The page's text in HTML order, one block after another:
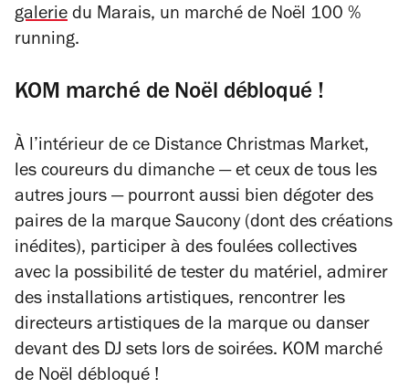
galerie du Marais, un marché de Noël 100 %
running.
KOM marché de Noël débloqué !
À l’intérieur de ce Distance Christmas Market,
les coureurs du dimanche — et ceux de tous les
autres jours — pourront aussi bien dégoter des
paires de la marque Saucony (dont des créations
inédites), participer à des foulées collectives
avec la possibilité de tester du matériel, admirer
des installations artistiques, rencontrer les
directeurs artistiques de la marque ou danser
devant des DJ sets lors de soirées. KOM marché
de Noël débloqué !